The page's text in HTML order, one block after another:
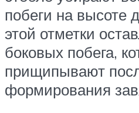
побеги на высоте
этой отметки
боковых побега,
прищипывают
формирования